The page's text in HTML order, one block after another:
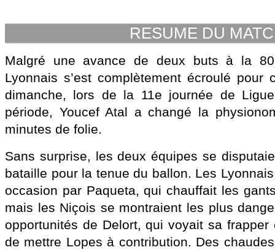
RESUME DU
Malgré une avance de deux buts à la
Lyonnais s’est complètement écroulé
dimanche, lors de la 11e journée de
période, Youcef Atal a changé la
minutes de folie.
Sans surprise, les deux équipes se
bataille pour la tenue du ballon. Les
occasion par Paqueta, qui chauffait les
mais les Niçois se montraient les plus
opportunités de Delort, qui voyait sa
de mettre Lopes à contribution. Des